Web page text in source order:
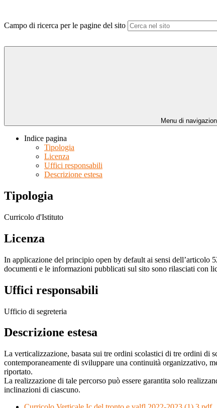
Campo di ricerca per le pagine del sito
Menu di
Indice pagina
Tipologia
Licenza
Uffici responsabili
Descrizione estesa
Tipologia
Curricolo d'Istituto
Licenza
In applicazione del principio open by default ai sensi dell’articolo
documenti e le informazioni pubblicati sul sito sono rilasciati con
Uffici responsabili
Ufficio di segreteria
Descrizione estesa
La verticalizzazione, basata sui tre ordini scolastici di tre ordini di
contemporaneamente di sviluppare una continuità organizzativo,
riportato.
La realizzazione di tale percorso può essere garantita solo
inclinazioni di ciascuno.